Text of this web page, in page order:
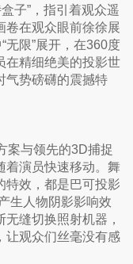
子”，指引着观众遥
卷在观众眼前徐徐展
无限”展开，在360度
在精细绝美的投影世
气势磅礴的震撼特
案与领先的3D捕捉
着演员快速移动。舞
特效，都是巴可投影
生人物阴影影响效
缝切换照射机器，
让观众们丝毫没有感